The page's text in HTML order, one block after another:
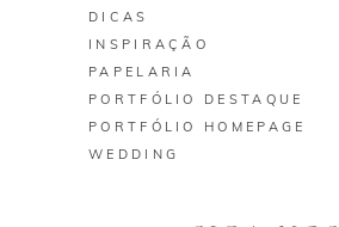
DICAS
INSPIRAÇÃO
PAPELARIA
PORTFÓLIO DESTAQUE
PORTFÓLIO HOMEPAGE
WEDDING